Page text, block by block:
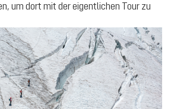
um dort mit der eigentlichen Tour zu